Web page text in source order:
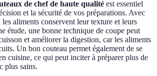
de chef de haute qualité est essentiel
et la sécurité de vos préparations. Avec
les aliments conservent leur texture et leurs
étude, une bonne technique de coupe peut
et améliorer la digestion, car les aliments
Un bon couteau permet également de se
cuisine, ce qui peut inciter à préparer plus de
plus sains.